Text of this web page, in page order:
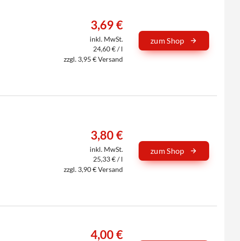
3,69 €
inkl. MwSt.
24,60 € / l
zzgl. 3,95 € Versand
zum Shop
3,80 €
inkl. MwSt.
25,33 € / l
zzgl. 3,90 € Versand
zum Shop
4,00 €